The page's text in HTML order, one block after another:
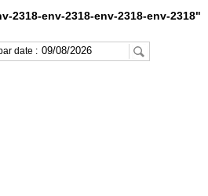
2318-env-2318-env-2318-env-2318"
date :